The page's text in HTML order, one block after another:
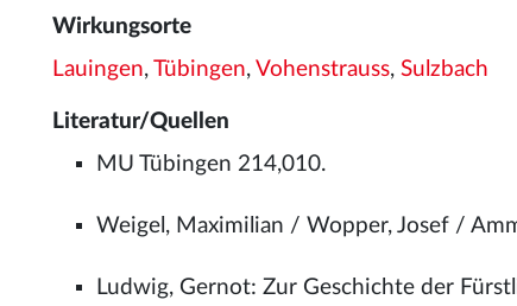
Wirkungsorte
Lauingen, Tübingen, Vohenstrauss, Sulzbach
Literatur/Quellen
MU Tübingen 214,010.
Weigel, Maximilian / Wopper, Josef /
Ludwig, Gernot: Zur Geschichte der